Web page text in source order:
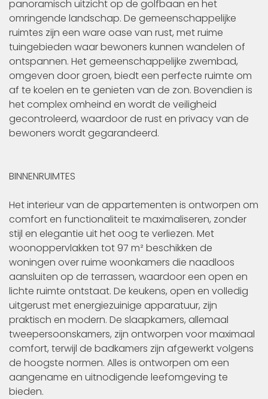
panoramisch uitzicht op de golfbaan en het
omringende landschap. De gemeenschappelijke
ruimtes zijn een ware oase van rust, met ruime
tuingebieden waar bewoners kunnen wandelen of
ontspannen. Het gemeenschappelijke zwembad,
omgeven door groen, biedt een perfecte ruimte om
af te koelen en te genieten van de zon. Bovendien is
het complex omheind en wordt de veiligheid
gecontroleerd, waardoor de rust en privacy van de
bewoners wordt gegarandeerd.
BINNENRUIMTES
Het interieur van de appartementen is ontworpen om
comfort en functionaliteit te maximaliseren, zonder
stijl en elegantie uit het oog te verliezen. Met
woonoppervlakken tot 97 m² beschikken de
woningen over ruime woonkamers die naadloos
aansluiten op de terrassen, waardoor een open en
lichte ruimte ontstaat. De keukens, open en volledig
uitgerust met energiezuinige apparatuur, zijn
praktisch en modern. De slaapkamers, allemaal
tweepersoonskamers, zijn ontworpen voor maximaal
comfort, terwijl de badkamers zijn afgewerkt volgens
de hoogste normen. Alles is ontworpen om een
aangename en uitnodigende leefomgeving te
bieden.